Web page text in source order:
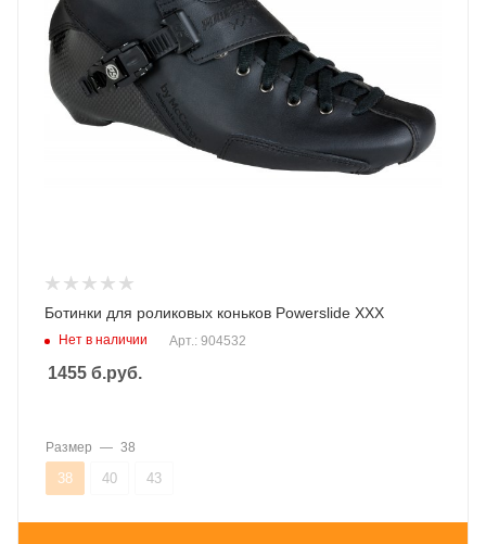
Ботинки для роликовых коньков Powerslide XXX
Нет в наличии Арт.: 904532
1455 б.руб.
Размер — 38
38 40 43